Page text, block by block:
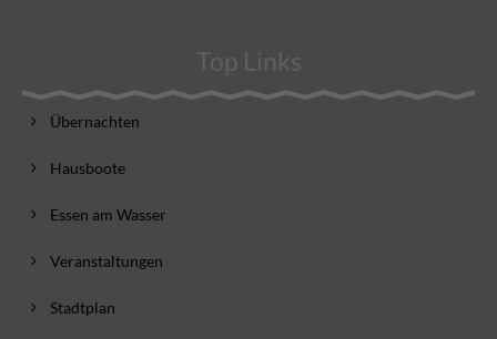
Top Links
Übernachten
Hausboote
Essen am Wasser
Veranstaltungen
Stadtplan